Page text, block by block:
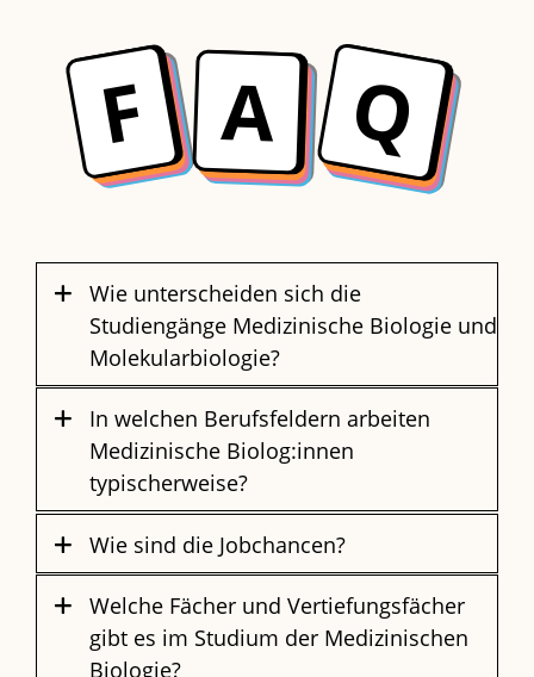
F A Q
Wie unterscheiden sich die
Studiengänge Medizinische Biologie und
Molekularbiologie?
In welchen Berufsfeldern arbeiten
Medizinische Biolog:innen
typischerweise?
Wie sind die Jobchancen?
Welche Fächer und Vertiefungsfächer
gibt es im Studium der Medizinischen
Biologie?